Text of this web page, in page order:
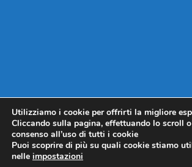
Utilizziamo i cookie per offrirti la migliore
Cliccando sulla pagina, effettuando lo scroll
consenso all’uso di tutti i cookie
Puoi scoprire di più su quali cookie stiamo
nelle impostazioni